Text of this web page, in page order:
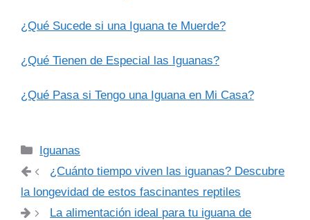
¿Qué Sucede si una Iguana te Muerde?
¿Qué Tienen de Especial las Iguanas?
¿Qué Pasa si Tengo una Iguana en Mi Casa?
Categorías
Iguanas
¿Cuánto tiempo viven las iguanas? Descubre
la longevidad de estos fascinantes reptiles
La alimentación ideal para tu iguana de